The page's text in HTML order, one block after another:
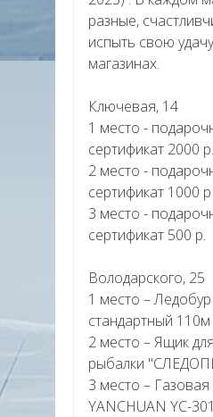
разные,
испыть свою
магазинах.
Ключевая, 14
1 место -
сертификат 2000 р.
2 место -
сертификат 1000 р
3 место -
сертификат 500 р.
Володарского, 25
1 место –
стандартный 110м
2 место – Ящик
рыбалки
3 место – Газовая
YANCHUAN YC-301